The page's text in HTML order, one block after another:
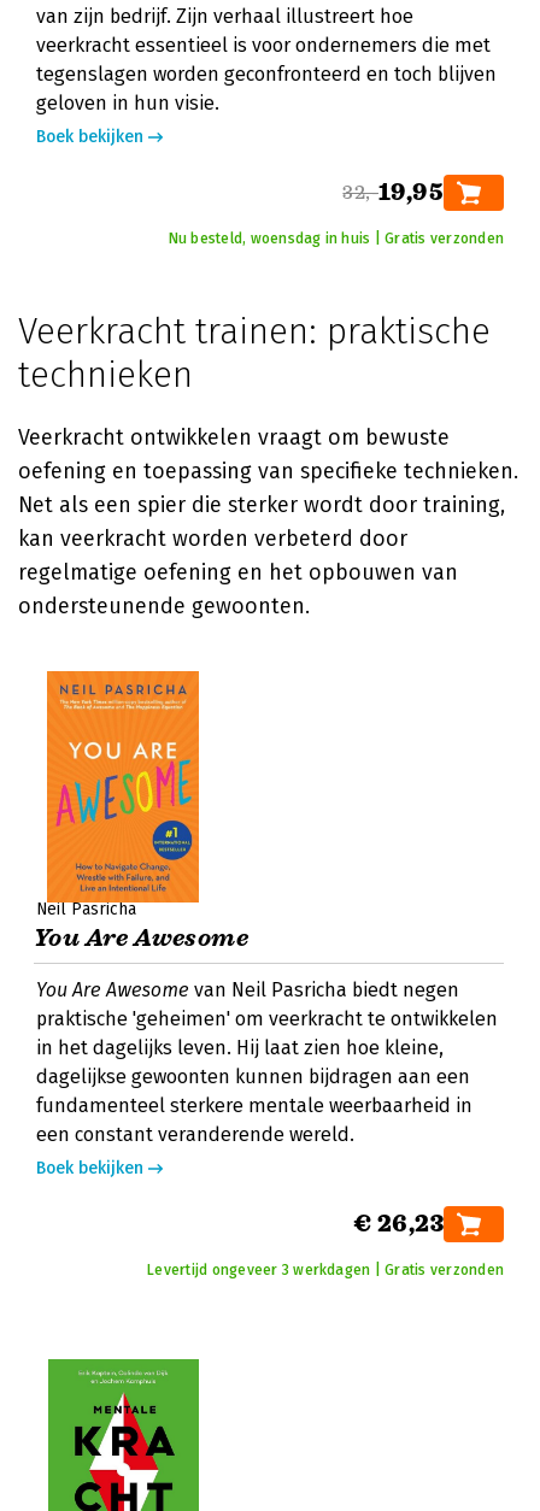
van zijn bedrijf. Zijn verhaal illustreert hoe
veerkracht essentieel is voor ondernemers die met
tegenslagen worden geconfronteerd en toch blijven
geloven in hun visie.
Boek bekijken
32,-19,95
Nu besteld, woensdag in huis | Gratis verzonden
Veerkracht trainen: praktische
technieken
Veerkracht ontwikkelen vraagt om bewuste
oefening en toepassing van specifieke technieken.
Net als een spier die sterker wordt door training,
kan veerkracht worden verbeterd door
regelmatige oefening en het opbouwen van
ondersteunende gewoonten.
Neil Pasricha
You Are Awesome
You Are Awesome van Neil Pasricha biedt negen
praktische 'geheimen' om veerkracht te ontwikkelen
in het dagelijks leven. Hij laat zien hoe kleine,
dagelijkse gewoonten kunnen bijdragen aan een
fundamenteel sterkere mentale weerbaarheid in
een constant veranderende wereld.
Boek bekijken
€ 26,23
Levertijd ongeveer 3 werkdagen | Gratis verzonden